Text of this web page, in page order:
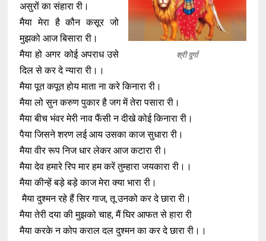
श्री दुर्गा
असुरों का संहारा री।
मैया मेरा है कौन कसूर जो
मुझको आज बिसारा री।
मैया हो अगर कोई अपराध उसे
दिल से कर दे न्यारा री।।
मैया पूत कपूत होय माता ना करे किनारा री।
मैया लो सुन करुण पुकार है जग में तेरा पसारा री।
मैया बीच भंवर मेरी नाव फैंसी न दीखे कोई किनारा री।
पैया जिसने शरण लई आय उसका काज सुधारा री।
मैया वीर रूप निज धार लेकर आज कटारा री।
मैया देव हमारे रिप मार हम करें तुम्हारा जयकारा री।।
मैया कीन्हें बड़े बड़े काज मेरा क्या भारा री।
मैया दुश्मन रहे हैं सिर गाज, तू उनको कर दे छारा री।
मैया तेरी दया की मुझको चाह, मैं घिर आफत से हारा री
मैया करके न कोप कराल दल दुश्मन का कर दे छारा री।।